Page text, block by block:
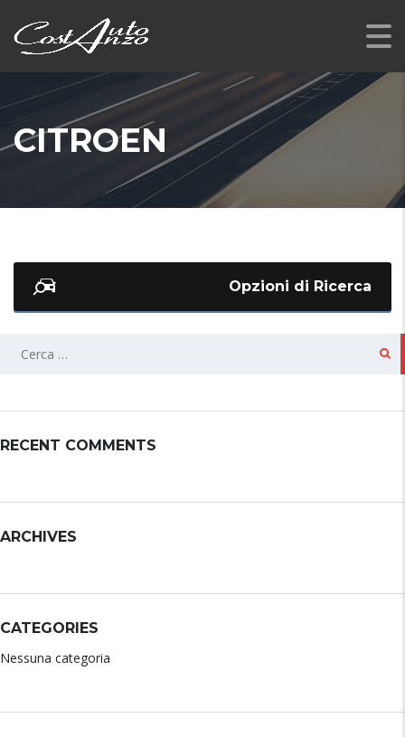
CITROEN
Opzioni di Ricerca
RECENT COMMENTS
ARCHIVES
CATEGORIES
Nessuna categoria